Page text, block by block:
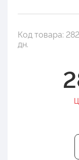
Код товара:
дн.